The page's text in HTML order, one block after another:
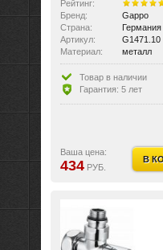
Рейтинг:
Бренд:
Gappo
Страна:
Германия
Артикул:
G1471.10
Материал:
металл
Размер:
1/4" x 10
Цвет:
Хром
Материал:
Латунь
Товар в наличии
Гарантия: 5 лет
Ваша цена:
434 РУБ.
В